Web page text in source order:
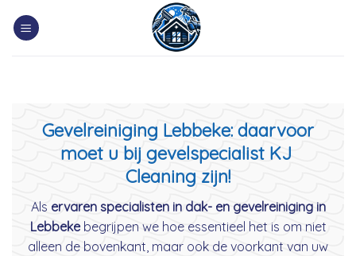
Gevelreiniging Lebbeke: daarvoor
moet u bij gevelspecialist KJ
Cleaning zijn!
Als ervaren specialisten in dak- en gevelreiniging in
Lebbekebegrijpen we hoe essentieel het is om niet
alleen de bovenkant, maar ook de voorkant van uw